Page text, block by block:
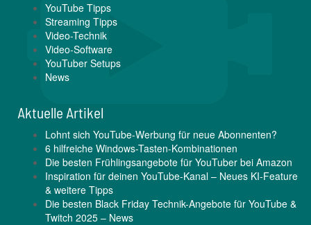
YouTube Tipps
Streaming Tipps
Video-Technik
Video-Software
YouTuber Setups
News
Aktuelle Artikel
Lohnt sich YouTube-Werbung für neue Abonnenten?
6 hilfreiche Windows-Tasten-Kombinationen
Die besten Frühlingsangebote für YouTuber bei Amazon
Inspiration für deinen YouTube-Kanal – Neues KI-Feature
& weitere Tipps
Die besten Black Friday Technik-Angebote für YouTube &
Twitch 2025 – News